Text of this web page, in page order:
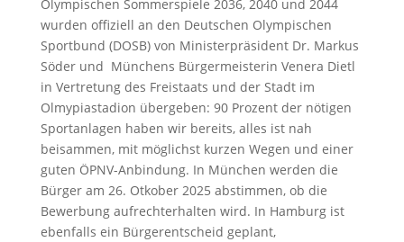
Olympischen Sommerspiele 2036, 2040 und 2044
wurden offiziell an den Deutschen Olympischen
Sportbund (DOSB) von Ministerpräsident Dr. Markus
Söder und Münchens Bürgermeisterin Venera Dietl
in Vertretung des Freistaats und der Stadt im
Olmypiastadion übergeben: 90 Prozent der nötigen
Sportanlagen haben wir bereits, alles ist nah
beisammen, mit möglichst kurzen Wegen und einer
guten ÖPNV-Anbindung. In München werden die
Bürger am 26. Otkober 2025 abstimmen, ob die
Bewerbung aufrechterhalten wird. In Hamburg ist
ebenfalls ein Bürgerentscheid geplant,